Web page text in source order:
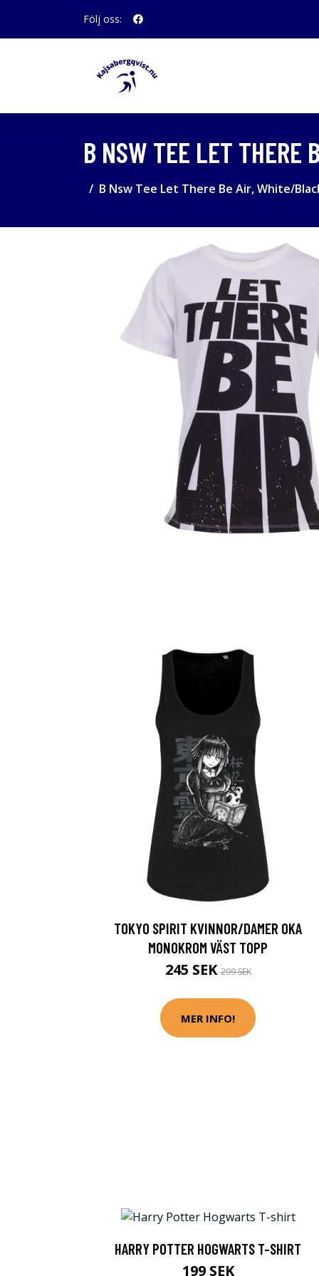
Följ oss:
B NSW TEE LET THERE
B Nsw Tee Let There Be Air, White/
TOKYO SPIRIT KVINNOR/DAMER OKA
MONOKROM VÄST TOPP
245 SEK299 SEK
MER INFO!
HARRY POTTER HOGWARTS T-SHIRT
199 SEK